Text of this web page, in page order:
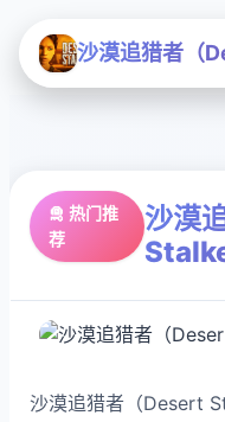
沙漠追猎者（
🛅 热门推
荐
沙漠
沙漠追猎者（Desert